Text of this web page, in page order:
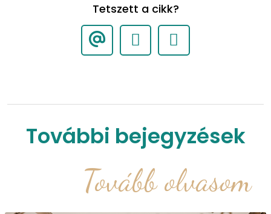
Tetszett a cikk?
További bejegyzések
Tovább olvasom